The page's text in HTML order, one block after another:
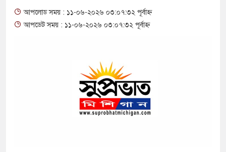
আপলোড সময় : ১১-০৬-২০২৬ ০৩:০৭:৩২ পূর্বাহ্ন
আপডেট সময় : ১১-০৬-২০২৬ ০৩:০৭:৩২ পূর্বাহ্ন